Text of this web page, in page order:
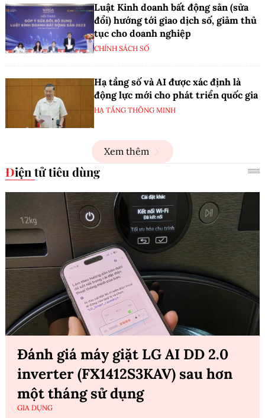
Luật Kinh doanh bất động sản (sửa
đổi) hướng tới giao dịch số, giảm thủ
tục cho doanh nghiệp
CHÍNH SÁCH SỐ
Hạ tầng số và AI được xác định là
động lực mới cho phát triển quốc gia
HẠ TẦNG THÔNG MINH
Xem thêm
Điện tử tiêu dùng
Đánh giá máy giặt LG AI DD 2.0
inverter (FX1412S3KAV) sau hơn
một tháng sử dụng
GIA DỤNG